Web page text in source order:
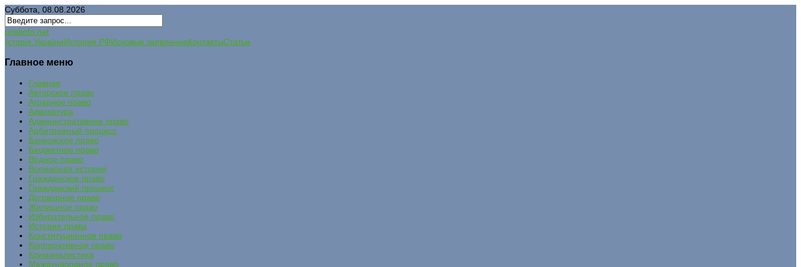
Суббота, 08.08.2026
uristinfo.net
Історія УкраїниИстория РФИсковые заявленияКонтактыСтатьи
Главное меню
Главная
Авторское право
Аграрное право
Адвокатура
Административное право
Арбитражный процесс
Банковское право
Бюджетное право
Водное право
Всемирная история
Гражданское право
Гражданский процесс
Договорное право
Жилищное право
Избирательное право
История права
Конституционное право
Корпоративное право
Криминалистика
Международное право